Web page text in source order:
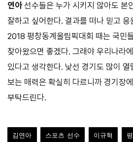
연아선수들은 누가 시키지 않아도 본
잘하고 싶어한다. 결과를 떠나 믿고 응
2018 평창동계올림픽대회 때는 국민
찾아왔으면 좋겠다. 그래야 우리나라
있다고 생각한다. 낯선 경기도 많이 열
보는 매력은 확실히 다르니까 경기장
부탁드린다.
김연아 스포츠 선수 이규혁